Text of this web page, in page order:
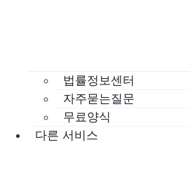
법률정보센터
자주묻는질문
무료양식
다른 서비스